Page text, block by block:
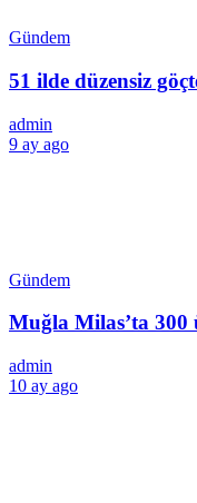
Gündem
51 ilde düzensiz
admin
9 ay ago
Gündem
Muğla Milas’ta 300
admin
10 ay ago